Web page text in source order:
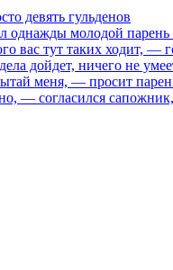
девять гульденов
однажды молодой парень
вас тут таких ходит, —
дойдет, ничего не
меня, — просит
— согласился